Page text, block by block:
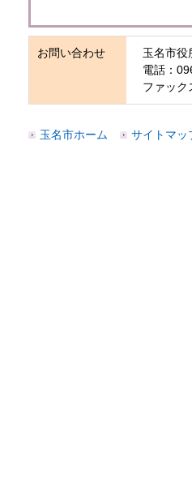
お問い合わせ
玉名市役
電話：
ファッ
玉名市ホーム サイトマッ